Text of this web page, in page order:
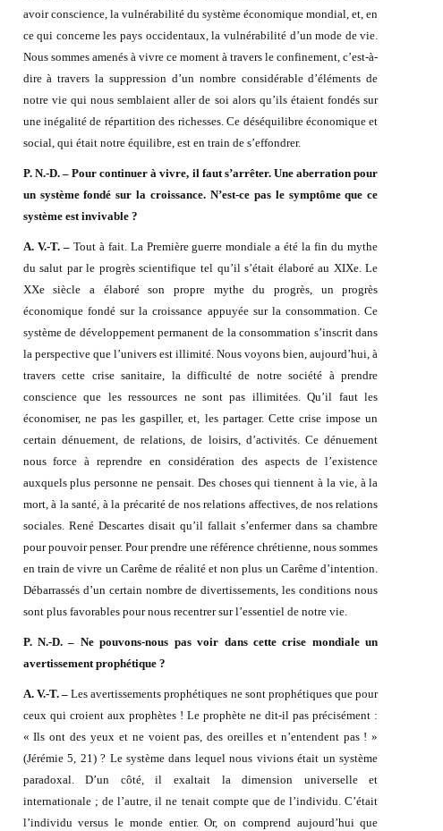
avoir conscience, la vulnérabilité du système économique mondial, et, en
ce qui concerne les pays occidentaux, la vulnérabilité d’un mode de vie.
Nous sommes amenés à vivre ce moment à travers le confinement, c’est-à-
dire à travers la suppression d’un nombre considérable d’éléments de
notre vie qui nous semblaient aller de soi alors qu’ils étaient fondés sur
une inégalité de répartition des richesses. Ce déséquilibre économique et
social, qui était notre équilibre, est en train de s’effondrer.
P. N.-D. – Pour continuer à vivre, il faut s’arrêter. Une aberration pour
un système fondé sur la croissance. N’est-ce pas le symptôme que ce
système est invivable ?
A. V.-T. –Tout à fait. La Première guerre mondiale a été la fin du mythe
du salut par le progrès scientifique tel qu’il s’était élaboré au XIXe. Le
XXe siècle a élaboré son propre mythe du progrès, un progrès
économique fondé sur la croissance appuyée sur la consommation. Ce
système de développement permanent de la consommation s’inscrit dans
la perspective que l’univers est illimité. Nous voyons bien, aujourd’hui, à
travers cette crise sanitaire, la difficulté de notre société à prendre
conscience que les ressources ne sont pas illimitées. Qu’il faut les
économiser, ne pas les gaspiller, et, les partager. Cette crise impose un
certain dénuement, de relations, de loisirs, d’activités. Ce dénuement
nous force à reprendre en considération des aspects de l’existence
auxquels plus personne ne pensait. Des choses qui tiennent à la vie, à la
mort, à la santé, à la précarité de nos relations affectives, de nos relations
sociales. René Descartes disait qu’il fallait s’enfermer dans sa chambre
pour pouvoir penser. Pour prendre une référence chrétienne, nous sommes
en train de vivre un Carême de réalité et non plus un Carême d’intention.
Débarrassés d’un certain nombre de divertissements, les conditions nous
sont plus favorables pour nous recentrer sur l’essentiel de notre vie.
P. N.-D. – Ne pouvons-nous pas voir dans cette crise mondiale un
avertissement prophétique ?
A. V.-T. –Les avertissements prophétiques ne sont prophétiques que pour
ceux qui croient aux prophètes ! Le prophète ne dit-il pas précisément :
« Ils ont des yeux et ne voient pas, des oreilles et n’entendent pas ! »
(Jérémie 5, 21) ? Le système dans lequel nous vivions était un système
paradoxal. D’un côté, il exaltait la dimension universelle et
internationale ; de l’autre, il ne tenait compte que de l’individu. C’était
l’individu versus le monde entier. Or, on comprend aujourd’hui que